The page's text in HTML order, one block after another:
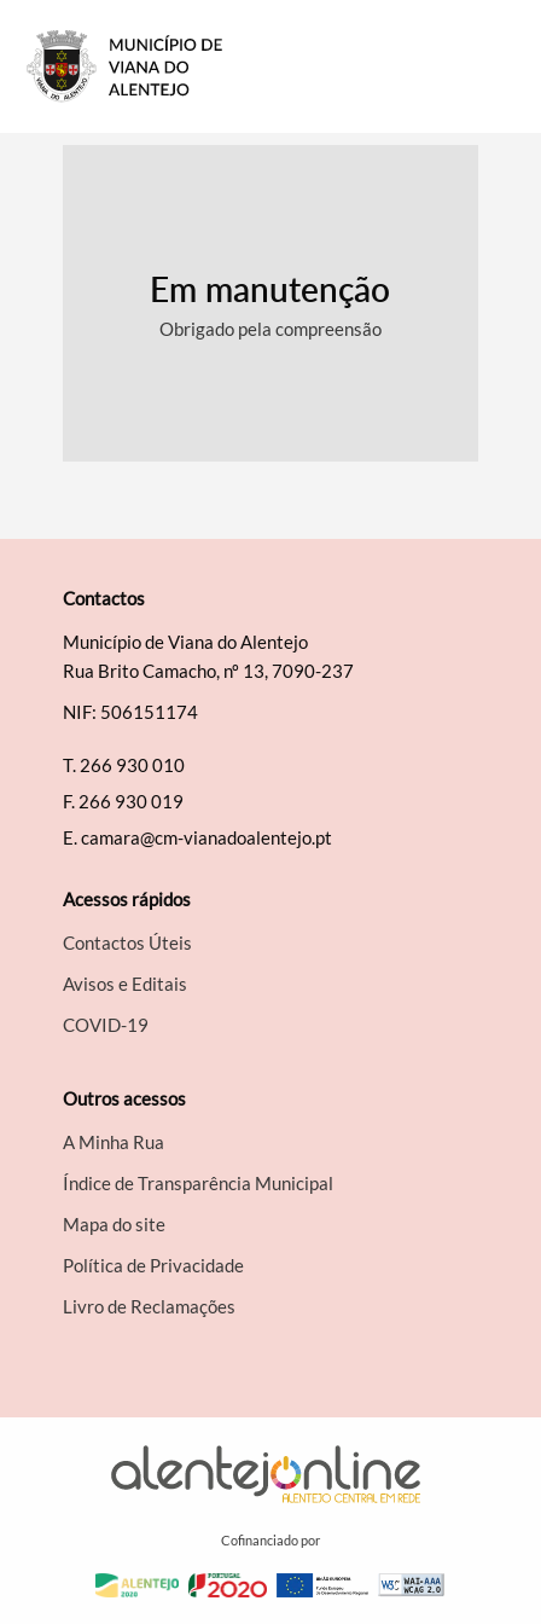
Termo de Pesquisa
Categorias gerais
Em manutenção
Obrigado pela compreensão
Contactos
Município de Viana do Alentejo
Rua Brito Camacho, nº 13, 7090-237
NIF: 506151174
T. 266 930 010
F. 266 930 019
E.camara@cm-vianadoalentejo.pt
Acessos rápidos
Contactos Úteis
Avisos e Editais
COVID-19
Outros acessos
A Minha Rua
Índice de Transparência Municipal
Mapa do site
Política de Privacidade
Livro de Reclamações
Cofinanciado por